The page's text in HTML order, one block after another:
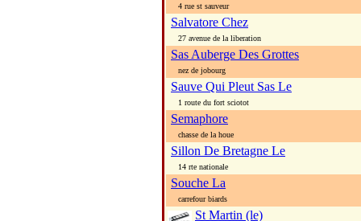
4 rue st sauveur
Salvatore Chez
27 avenue de la liberation
Sas Auberge Des Grottes
nez de jobourg
Sauve Qui Pleut Sas Le
1 route du fort sciotot
Semaphore
chasse de la houe
Sillon De Bretagne Le
14 rte nationale
Souche La
carrefour biards
St Martin (le)